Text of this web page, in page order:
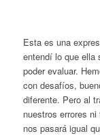
Esta es una
entendí lo que
poder evaluar.
con desafíos,
diferente. Pero al
nuestros errores
nos pasará igual